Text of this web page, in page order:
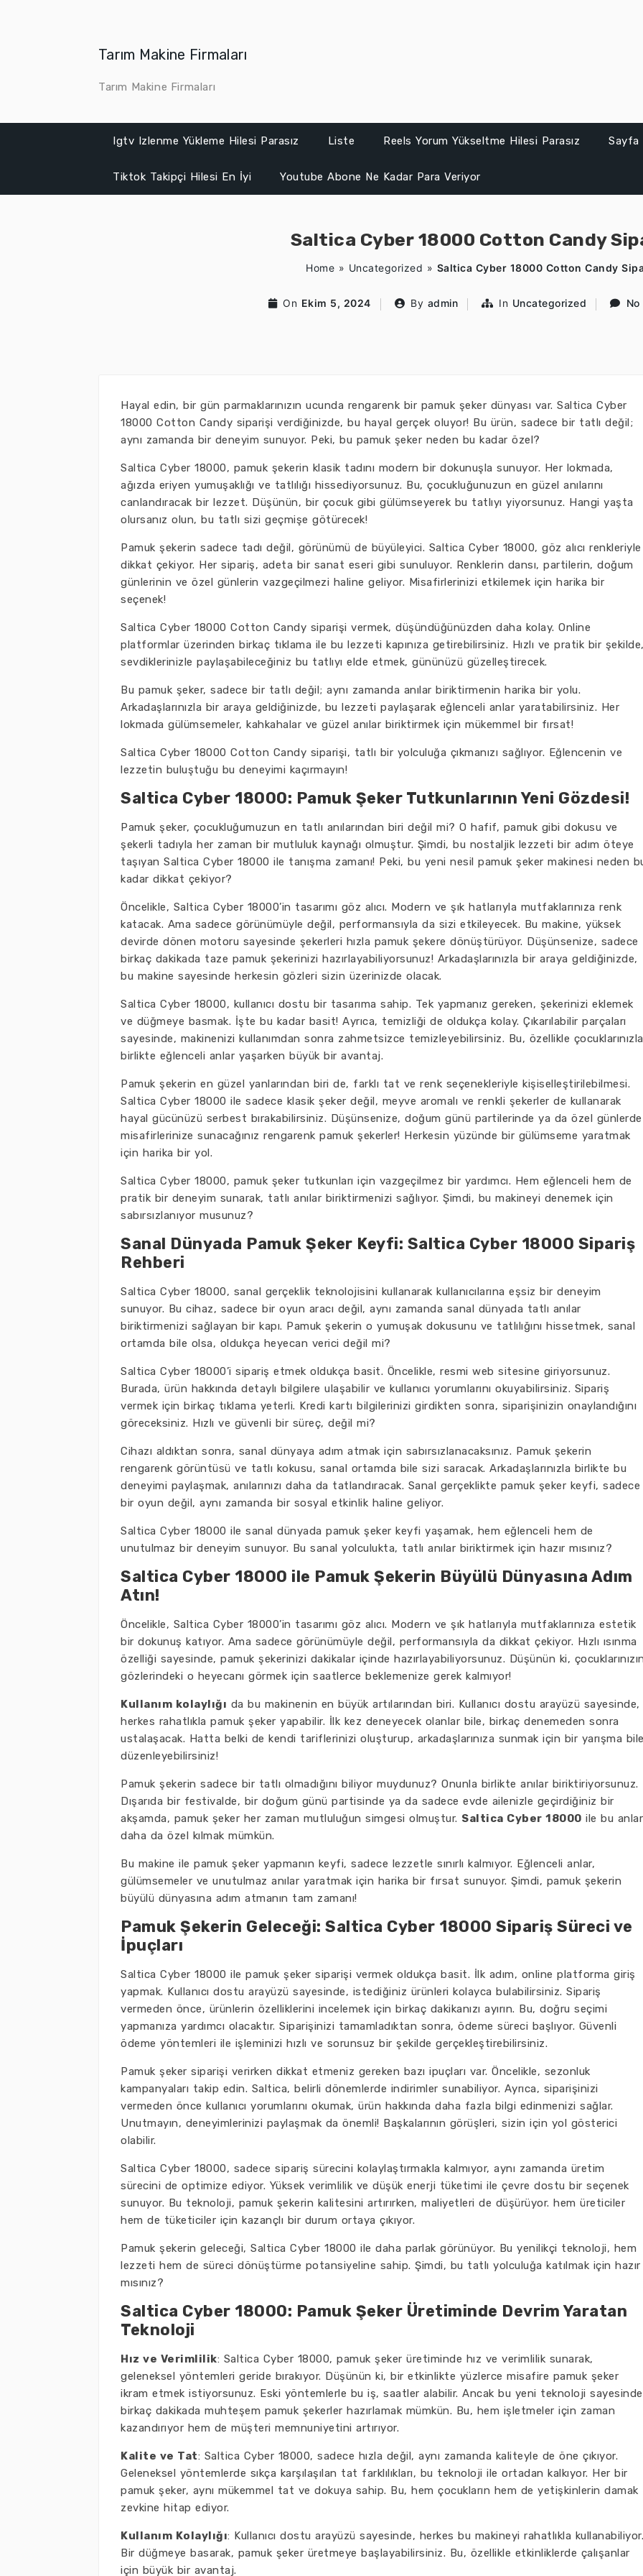
Tarım Makine Firmaları
Tarım Makine Firmaları
Igtv Izlenme Yükleme Hilesi Parasız Liste Reels Yorum Yükseltme Hilesi Parasız Sayfa
Tiktok Takipçi Hilesi En İyi Youtube Abone Ne Kadar Para Veriyor
Saltica Cyber 18000 Cotton Candy
Home » Uncategorized » Saltica Cyber 18000 Cotton Candy
On Ekim 5, 2024 By admin In Uncategorized
Hayal edin, bir gün parmaklarınızın ucunda rengarenk bir pamuk şeker dünyası var. Saltica Cyber
18000 Cotton Candy siparişi verdiğinizde, bu hayal gerçek oluyor! Bu ürün, sadece bir tatlı değil;
aynı zamanda bir deneyim sunuyor. Peki, bu pamuk şeker neden bu kadar özel?
Saltica Cyber 18000, pamuk şekerin klasik tadını modern bir dokunuşla sunuyor. Her lokmada,
ağızda eriyen yumuşaklığı ve tatlılığı hissediyorsunuz. Bu, çocukluğunuzun en güzel anılarını
canlandıracak bir lezzet. Düşünün, bir çocuk gibi gülümseyerek bu tatlıyı yiyorsunuz. Hangi yaşta
olursanız olun, bu tatlı sizi geçmişe götürecek!
Pamuk şekerin sadece tadı değil, görünümü de büyüleyici. Saltica Cyber 18000, göz alıcı renkleriyle
dikkat çekiyor. Her sipariş, adeta bir sanat eseri gibi sunuluyor. Renklerin dansı, partilerin, doğum
günlerinin ve özel günlerin vazgeçilmezi haline geliyor. Misafirlerinizi etkilemek için harika bir
seçenek!
Saltica Cyber 18000 Cotton Candy siparişi vermek, düşündüğünüzden daha kolay. Online
platformlar üzerinden birkaç tıklama ile bu lezzeti kapınıza getirebilirsiniz. Hızlı ve pratik bir
sevdiklerinizle paylaşabileceğiniz bu tatlıyı elde etmek, gününüzü güzelleştirecek.
Bu pamuk şeker, sadece bir tatlı değil; aynı zamanda anılar biriktirmenin harika bir yolu.
Arkadaşlarınızla bir araya geldiğinizde, bu lezzeti paylaşarak eğlenceli anlar yaratabilirsiniz. Her
lokmada gülümsemeler, kahkahalar ve güzel anılar biriktirmek için mükemmel bir fırsat!
Saltica Cyber 18000 Cotton Candy siparişi, tatlı bir yolculuğa çıkmanızı sağlıyor. Eğlencenin ve
lezzetin buluştuğu bu deneyimi kaçırmayın!
Saltica Cyber 18000: Pamuk Şeker Tutkunlarının Yeni Gözdesi!
Pamuk şeker, çocukluğumuzun en tatlı anılarından biri değil mi? O hafif, pamuk gibi dokusu ve
şekerli tadıyla her zaman bir mutluluk kaynağı olmuştur. Şimdi, bu nostaljik lezzeti bir adım öteye
taşıyan Saltica Cyber 18000 ile tanışma zamanı! Peki, bu yeni nesil pamuk şeker makinesi neden
kadar dikkat çekiyor?
Öncelikle, Saltica Cyber 18000’in tasarımı göz alıcı. Modern ve şık hatlarıyla mutfaklarınıza renk
katacak. Ama sadece görünümüyle değil, performansıyla da sizi etkileyecek. Bu makine, yüksek
devirde dönen motoru sayesinde şekerleri hızla pamuk şekere dönüştürüyor. Düşünsenize, sadece
birkaç dakikada taze pamuk şekerinizi hazırlayabiliyorsunuz! Arkadaşlarınızla bir araya geldiğinizde,
bu makine sayesinde herkesin gözleri sizin üzerinizde olacak.
Saltica Cyber 18000, kullanıcı dostu bir tasarıma sahip. Tek yapmanız gereken, şekerinizi eklemek
ve düğmeye basmak. İşte bu kadar basit! Ayrıca, temizliği de oldukça kolay. Çıkarılabilir parçaları
sayesinde, makinenizi kullanımdan sonra zahmetsizce temizleyebilirsiniz. Bu, özellikle çocuklarınızla
birlikte eğlenceli anlar yaşarken büyük bir avantaj.
Pamuk şekerin en güzel yanlarından biri de, farklı tat ve renk seçenekleriyle kişiselleştirilebilmesi.
Saltica Cyber 18000 ile sadece klasik şeker değil, meyve aromalı ve renkli şekerler de kullanarak
hayal gücünüzü serbest bırakabilirsiniz. Düşünsenize, doğum günü partilerinde ya da özel günlerde
misafirlerinize sunacağınız rengarenk pamuk şekerler! Herkesin yüzünde bir gülümseme yaratmak
için harika bir yol.
Saltica Cyber 18000, pamuk şeker tutkunları için vazgeçilmez bir yardımcı. Hem eğlenceli hem de
pratik bir deneyim sunarak, tatlı anılar biriktirmenizi sağlıyor. Şimdi, bu makineyi denemek için
sabırsızlanıyor musunuz?
Sanal Dünyada Pamuk Şeker Keyfi: Saltica Cyber 18000 Sipariş
Rehberi
Saltica Cyber 18000, sanal gerçeklik teknolojisini kullanarak kullanıcılarına eşsiz bir deneyim
sunuyor. Bu cihaz, sadece bir oyun aracı değil, aynı zamanda sanal dünyada tatlı anılar
biriktirmenizi sağlayan bir kapı. Pamuk şekerin o yumuşak dokusunu ve tatlılığını hissetmek, sanal
ortamda bile olsa, oldukça heyecan verici değil mi?
Saltica Cyber 18000’i sipariş etmek oldukça basit. Öncelikle, resmi web sitesine giriyorsunuz.
Burada, ürün hakkında detaylı bilgilere ulaşabilir ve kullanıcı yorumlarını okuyabilirsiniz. Sipariş
vermek için birkaç tıklama yeterli. Kredi kartı bilgilerinizi girdikten sonra, siparişinizin onaylandığını
göreceksiniz. Hızlı ve güvenli bir süreç, değil mi?
Cihazı aldıktan sonra, sanal dünyaya adım atmak için sabırsızlanacaksınız. Pamuk şekerin
rengarenk görüntüsü ve tatlı kokusu, sanal ortamda bile sizi saracak. Arkadaşlarınızla birlikte bu
deneyimi paylaşmak, anılarınızı daha da tatlandıracak. Sanal gerçeklikte pamuk şeker keyfi, sadece
bir oyun değil, aynı zamanda bir sosyal etkinlik haline geliyor.
Saltica Cyber 18000 ile sanal dünyada pamuk şeker keyfi yaşamak, hem eğlenceli hem de
unutulmaz bir deneyim sunuyor. Bu sanal yolculukta, tatlı anılar biriktirmek için hazır mısınız?
Saltica Cyber 18000 ile Pamuk Şekerin Büyülü Dünyasına Adım
Atın!
Öncelikle, Saltica Cyber 18000’in tasarımı göz alıcı. Modern ve şık hatlarıyla mutfaklarınıza estetik
bir dokunuş katıyor. Ama sadece görünümüyle değil, performansıyla da dikkat çekiyor. Hızlı ısınma
özelliği sayesinde, pamuk şekerinizi dakikalar içinde hazırlayabiliyorsunuz. Düşünün ki,
gözlerindeki o heyecanı görmek için saatlerce beklemenize gerek kalmıyor!
Kullanım kolaylığı da bu makinenin en büyük artılarından biri. Kullanıcı dostu arayüzü sayesinde,
herkes rahatlıkla pamuk şeker yapabilir. İlk kez deneyecek olanlar bile, birkaç denemeden sonra
ustalaşacak. Hatta belki de kendi tariflerinizi oluşturup, arkadaşlarınıza sunmak için bir yarışma
düzenleyebilirsiniz!
Pamuk şekerin sadece bir tatlı olmadığını biliyor muydunuz? Onunla birlikte anılar biriktiriyorsunuz.
Dışarıda bir festivalde, bir doğum günü partisinde ya da sadece evde ailenizle geçirdiğiniz bir
akşamda, pamuk şeker her zaman mutluluğun simgesi olmuştur. Saltica Cyber 18000 ile bu
daha da özel kılmak mümkün.
Bu makine ile pamuk şeker yapmanın keyfi, sadece lezzetle sınırlı kalmıyor. Eğlenceli anlar,
gülümsemeler ve unutulmaz anılar yaratmak için harika bir fırsat sunuyor. Şimdi, pamuk şekerin
büyülü dünyasına adım atmanın tam zamanı!
Pamuk Şekerin Geleceği: Saltica Cyber 18000 Sipariş Süreci ve
İpuçları
Saltica Cyber 18000 ile pamuk şeker siparişi vermek oldukça basit. İlk adım, online platforma giriş
yapmak. Kullanıcı dostu arayüzü sayesinde, istediğiniz ürünleri kolayca bulabilirsiniz. Sipariş
vermeden önce, ürünlerin özelliklerini incelemek için birkaç dakikanızı ayırın. Bu, doğru seçimi
yapmanıza yardımcı olacaktır. Siparişinizi tamamladıktan sonra, ödeme süreci başlıyor. Güvenli
ödeme yöntemleri ile işleminizi hızlı ve sorunsuz bir şekilde gerçekleştirebilirsiniz.
Pamuk şeker siparişi verirken dikkat etmeniz gereken bazı ipuçları var. Öncelikle, sezonluk
kampanyaları takip edin. Saltica, belirli dönemlerde indirimler sunabiliyor. Ayrıca, siparişinizi
vermeden önce kullanıcı yorumlarını okumak, ürün hakkında daha fazla bilgi edinmenizi sağlar.
Unutmayın, deneyimlerinizi paylaşmak da önemli! Başkalarının görüşleri, sizin için yol gösterici
olabilir.
Saltica Cyber 18000, sadece sipariş sürecini kolaylaştırmakla kalmıyor, aynı zamanda üretim
sürecini de optimize ediyor. Yüksek verimlilik ve düşük enerji tüketimi ile çevre dostu bir seçenek
sunuyor. Bu teknoloji, pamuk şekerin kalitesini artırırken, maliyetleri de düşürüyor. hem üreticiler
hem de tüketiciler için kazançlı bir durum ortaya çıkıyor.
Pamuk şekerin geleceği, Saltica Cyber 18000 ile daha parlak görünüyor. Bu yenilikçi teknoloji, hem
lezzeti hem de süreci dönüştürme potansiyeline sahip. Şimdi, bu tatlı yolculuğa katılmak için hazır
mısınız?
Saltica Cyber 18000: Pamuk Şeker Üretiminde Devrim Yaratan
Teknoloji
Hız ve Verimlilik: Saltica Cyber 18000, pamuk şeker üretiminde hız ve verimlilik sunarak,
geleneksel yöntemleri geride bırakıyor. Düşünün ki, bir etkinlikte yüzlerce misafire pamuk şeker
ikram etmek istiyorsunuz. Eski yöntemlerle bu iş, saatler alabilir. Ancak bu yeni teknoloji
birkaç dakikada muhteşem pamuk şekerler hazırlamak mümkün. Bu, hem işletmeler için zaman
kazandırıyor hem de müşteri memnuniyetini artırıyor.
Kalite ve Tat: Saltica Cyber 18000, sadece hızla değil, aynı zamanda kaliteyle de öne çıkıyor.
Geleneksel yöntemlerde sıkça karşılaşılan tat farklılıkları, bu teknoloji ile ortadan kalkıyor. Her bir
pamuk şeker, aynı mükemmel tat ve dokuya sahip. Bu, hem çocukların hem de yetişkinlerin damak
zevkine hitap ediyor.
Kullanım Kolaylığı: Kullanıcı dostu arayüzü sayesinde, herkes bu makineyi rahatlıkla kullanabiliyor.
Bir düğmeye basarak, pamuk şeker üretmeye başlayabilirsiniz. Bu, özellikle etkinliklerde çalışanlar
için büyük bir avantaj.